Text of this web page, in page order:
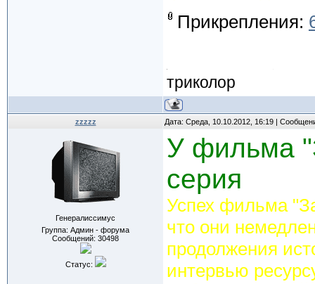
Прикрепления:
триколор
zzzzz Дата: Среда, 10.10.2012, 16:19 |
Генералиссимус
Группа: Админ - форума
Сообщений: 30498
Статус:
У фильма
серия
Успех фильма
что они
продолжения
интервью